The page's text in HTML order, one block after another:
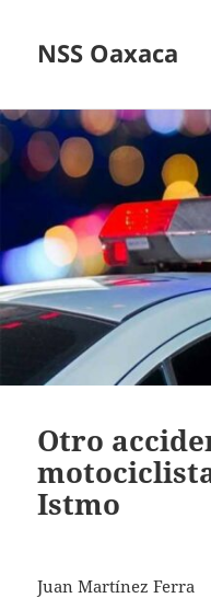
NSS Oaxaca
Otro
Istmo
Juan Martínez Ferra